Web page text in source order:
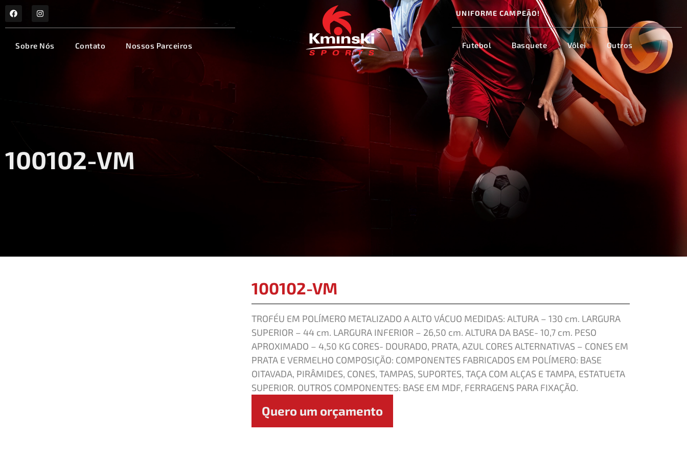
Sobre Nós Contato Nossos Parceiros
UNIFORME CAMPEÃO!
Futebol Basquete Vôlei Outros
100102-VM
100102-VM
TROFÉU EM POLÍMERO METALIZADO A ALTO VÁCUO MEDIDAS: ALTURA – 130 cm. LARGURA
SUPERIOR – 44 cm. LARGURA INFERIOR – 26,50 cm. ALTURA DA BASE- 10,7 cm. PESO
APROXIMADO – 4,50 KG CORES- DOURADO, PRATA, AZUL CORES ALTERNATIVAS – CONES EM
PRATA E VERMELHO COMPOSIÇÃO: COMPONENTES FABRICADOS EM POLÍMERO: BASE
OITAVADA, PIRÂMIDES, CONES, TAMPAS, SUPORTES, TAÇA COM ALÇAS E TAMPA, ESTATUETA
SUPERIOR. OUTROS COMPONENTES: BASE EM MDF, FERRAGENS PARA FIXAÇÃO.
Quero um orçamento